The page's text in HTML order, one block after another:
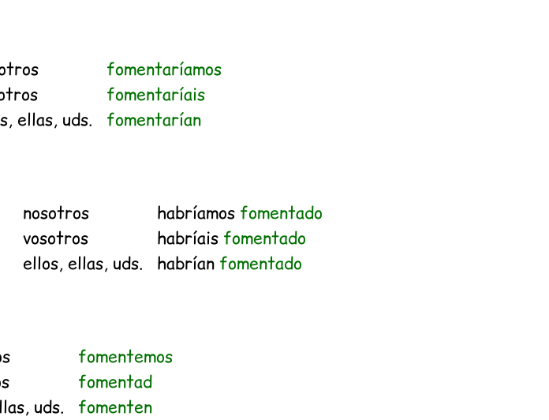
fomentaríamos
fomentaríais
ellas, uds.
fomentarían
nosotros habríamos fomentado
vosotros
habríais fomentado
ellos, ellas, uds.
habrían fomentado
fomentemos
fomentad
uds.
fomenten